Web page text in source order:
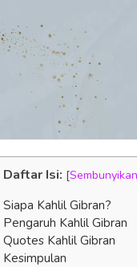
Daftar Isi: [Sembunyikan
Siapa Kahlil Gibran?
Pengaruh Kahlil Gibran
Quotes Kahlil Gibran
Kesimpulan